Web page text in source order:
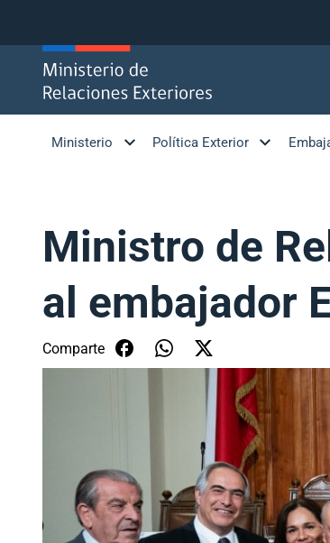
Ministerio Política Exterior
Ministro de
al embajador
Comparte